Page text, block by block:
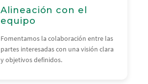
Alineación con el
equipo
Fomentamos la colaboración entre las
partes interesadas con una visión clara
y objetivos definidos.